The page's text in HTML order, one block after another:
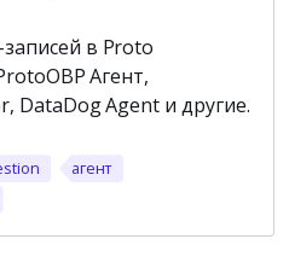
в Proto
Агент,
DataDog Agent и другие.
агент